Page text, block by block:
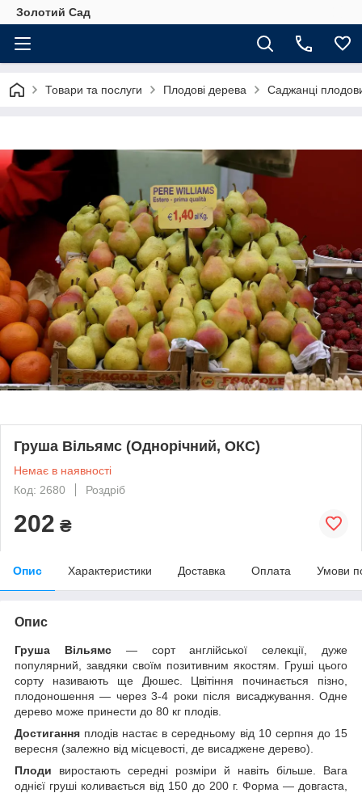
Золотий Сад
Товари та послуги Плодові дерева Саджанці
Груша Вільямс (Однорічний, ОКС)
Немає в наявності
Код: 2680
Роздріб
202 ₴
Опис Характеристики Доставка Оплата Умови
Опис
Груша Вільямс— сорт англійської селекції, дуже
популярний, завдяки своїм позитивним якостям. Груші цього
сорту називають ще Дюшес. Цвітіння починається пізно,
плодоношення — через 3-4 роки після висаджування. Одне
дерево може принести до 80 кг плодів.
Достигання плодів настає в середньому від 10 серпня до 15
вересня (залежно від місцевості, де висаджене дерево).
Плоди виростають середні розміри й навіть більше. Вага
однієї груші коливається від 150 до 200 г. Форма — довгаста,